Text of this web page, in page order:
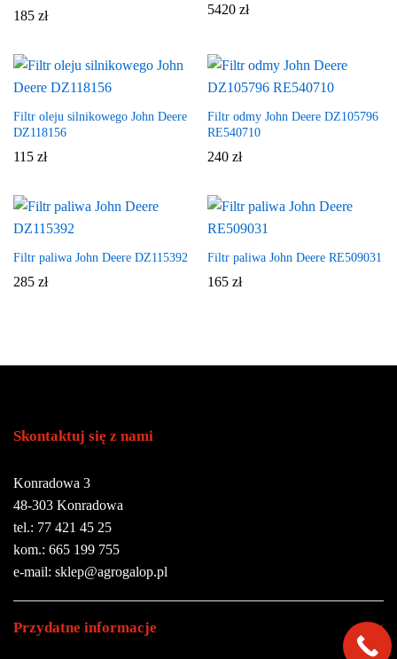
185 zł 5420 zł
Filtr oleju silnikowego John Deere
DZ118156
115 zł
Filtr odmy John Deere DZ105796
RE540710
240 zł
Filtr paliwa John Deere DZ115392
285 zł
Filtr paliwa John Deere RE509031
165 zł
Skontaktuj się z nami
Konradowa 3
48-303 Konradowa
tel.: 77 421 45 25
kom.: 665 199 755
e-mail: sklep@agrogalop.pl
Przydatne informacje